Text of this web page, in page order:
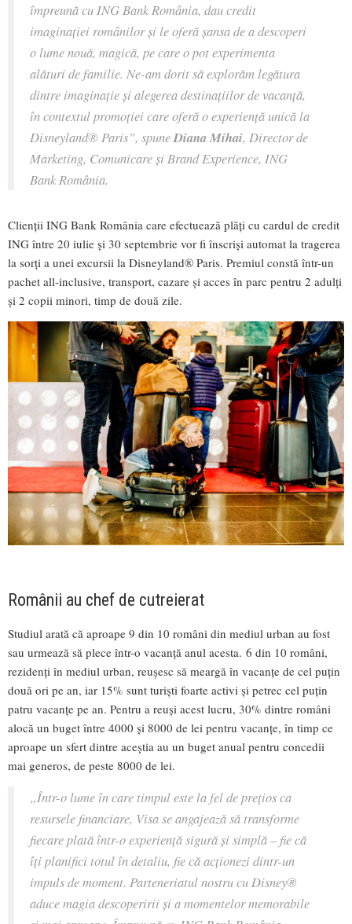
împreună cu ING Bank România, dau credit
imaginației românilor și le oferă șansa de a descoperi
o lume nouă, magică, pe care o pot experimenta
alături de familie. Ne-am dorit să explorăm legătura
dintre imaginație și alegerea destinațiilor de vacanță,
în contextul promoției care oferă o experiență unică la
Disneyland® Paris”, spuneDiana Mihai, Director de
Marketing, Comunicare și Brand Experience, ING
Bank România.
Clienții ING Bank România care efectuează plăți cu cardul de credit
ING între 20 iulie și 30 septembrie vor fi înscriși automat la tragerea
la sorți a unei excursii la Disneyland® Paris. Premiul constă într-un
pachet all-inclusive, transport, cazare și acces în parc pentru 2 adulți
și 2 copii minori, timp de două zile.
Românii au chef de cutreierat
Studiul arată că aproape 9 din 10 români din mediul urban au fost
sau urmează să plece într-o vacanță anul acesta. 6 din 10 români,
rezidenți în mediul urban, reușesc să meargă în vacanțe de cel puțin
două ori pe an, iar 15% sunt turiști foarte activi și petrec cel puțin
patru vacanțe pe an. Pentru a reuși acest lucru, 30% dintre români
alocă un buget între 4000 și 8000 de lei pentru vacanțe, în timp ce
aproape un sfert dintre aceștia au un buget anual pentru concedii
mai generos, de peste 8000 de lei.
„Într-o lume în care timpul este la fel de prețios ca
resursele financiare, Visa se angajează să transforme
fiecare plată într-o experiență sigură și simplă – fie că
îți planifici totul în detaliu, fie că acționezi dintr-un
impuls de moment. Parteneriatul nostru cu Disney®
aduce magia descoperirii și a momentelor memorabile